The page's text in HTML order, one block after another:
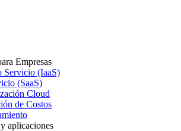
Empresas
Servicio (IaaS)
(SaaS)
Cloud
de Costos
aplicaciones